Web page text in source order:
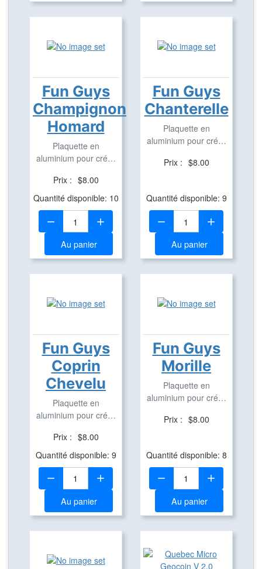
Fun Guys
Champignon
Homard
Plaquette en
aluminium pour créer
Prix : $8.00
Quantité disponible: 10
Quantité:
Au panier
Fun Guys
Chanterelle
Plaquette en
aluminium pour créer
Prix : $8.00
Quantité disponible: 9
Quantité:
Au panier
Fun Guys
Coprin
Chevelu
Plaquette en
aluminium pour créer
Prix : $8.00
Quantité disponible: 9
Quantité:
Au panier
Fun Guys
Morille
Plaquette en
aluminium pour créer
Prix : $8.00
Quantité disponible: 8
Quantité:
Au panier